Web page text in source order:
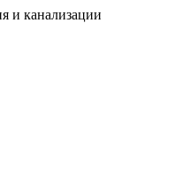
и канализации